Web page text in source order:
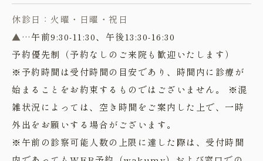
休診日：火曜・日曜・祝日
▲ …午前9:30-11:30、午後13:30-16:30
予約優先制（予約なしのご来院も歓迎いたします）
※予約時間は受付時間の目安であり、時間内に診療が
始まることをお約束するものではございません。 ※混
雑状況によっては、空き時間をご案内した上で、一時
外出をお願いする場合がございます。
※午前の診察可能人数の上限に達した際は、受付時間